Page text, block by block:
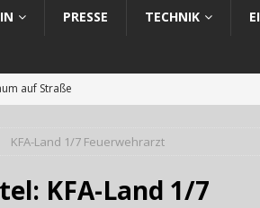
PRESSE TECHNIK
auf Straße
KFA-Land 1/7 Feuerwehrarzt
KFA-Land 1/7